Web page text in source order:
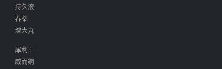
持久液
春藥
增大丸
犀利士
威而鋼